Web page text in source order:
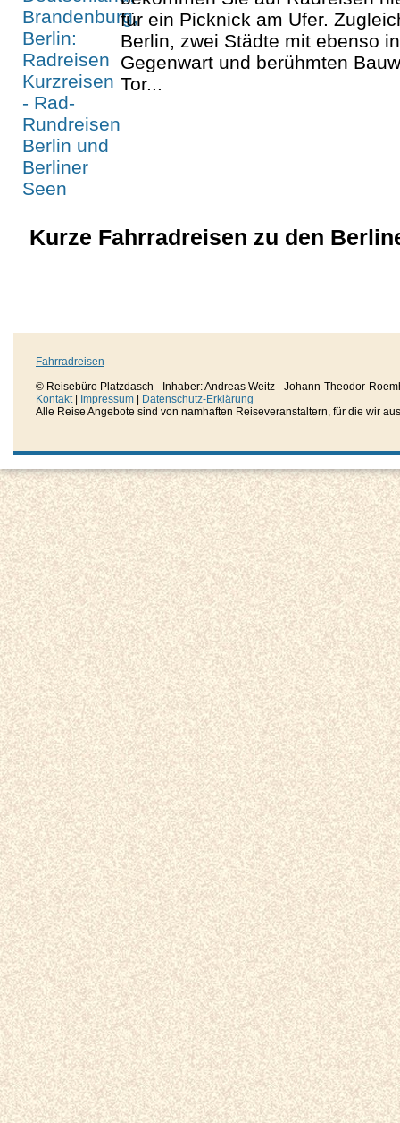
für ein Picknick am Ufer.
Berlin, zwei Städte mit ebenso
Gegenwart und berühmten
Tor...
Kurze Fahrradreisen zu den
Fahrradreisen
© Reisebüro Platzdasch - Inhaber: Andreas Weitz - Johann-Theodor-
Kontakt| Impressum
Datenschutz-Erklärung
Alle Reise Angebote sind von namhaften Reiseveranstaltern, für die wir